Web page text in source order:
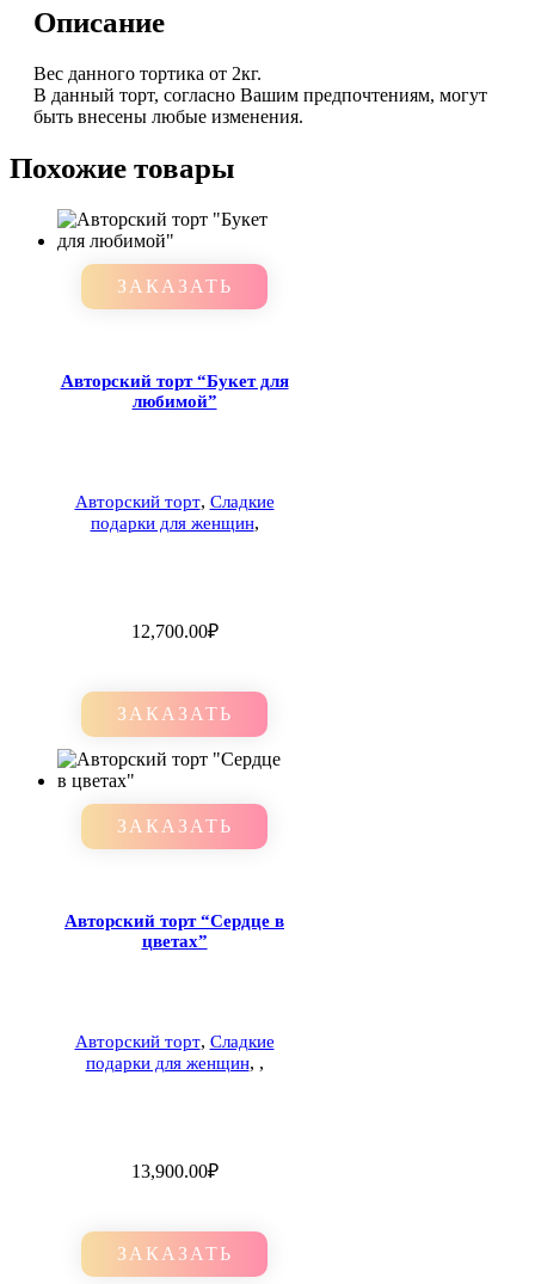
Описание
Вес данного тортика от 2кг.
В данный торт, согласно Вашим предпочтениям, могут
быть внесены любые изменения.
Похожие товары
ЗАКАЗАТЬ
Авторский торт “Букет для
любимой”
Авторский торт, Сладкие
подарки для женщин,
12,700.00₽
ЗАКАЗАТЬ
ЗАКАЗАТЬ
Авторский торт “Сердце в
цветах”
Авторский торт, Сладкие
подарки для женщин, ,
13,900.00₽
ЗАКАЗАТЬ